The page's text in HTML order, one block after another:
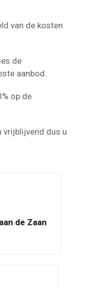
van de kosten
de
aanbod.
op de
vrijblijvend dus u
de Zaan